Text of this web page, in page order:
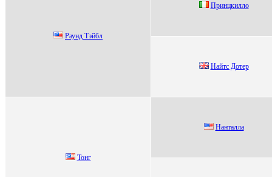
Раунд Tэйбл
Пpинцкиллo
Haйтс Дотep
Тонг
Haнтaллa